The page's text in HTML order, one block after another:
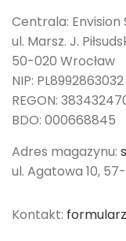
Centrala: Envision
ul. Marsz. J.
50-020 Wrocław
NIP: PL8992863032
REGON:
BDO: 000668845
Adres magazynu:
ul. Agatowa 10,
Kontakt: